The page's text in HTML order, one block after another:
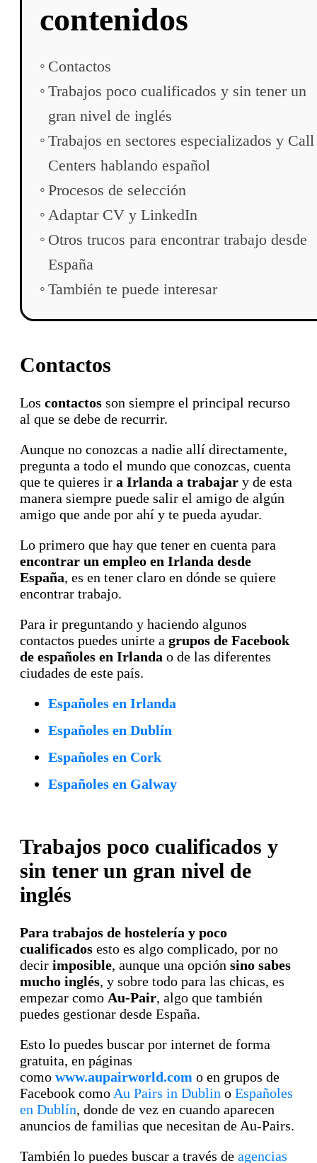
contenidos
Contactos
Trabajos poco cualificados y sin tener un
gran nivel de inglés
Trabajos en sectores especializados y Call
Centers hablando español
Procesos de selección
Adaptar CV y LinkedIn
Otros trucos para encontrar trabajo desde
España
También te puede interesar
Contactos
Los contactos son siempre el principal recurso
al que se debe de recurrir.
Aunque no conozcas a nadie allí directamente,
pregunta a todo el mundo que conozcas, cuenta
que te quieres ir a Irlanda a trabajar y de esta
manera siempre puede salir el amigo de algún
amigo que ande por ahí y te pueda ayudar.
Lo primero que hay que tener en cuenta para
encontrar un empleo en Irlanda desde
España, es en tener claro en dónde se quiere
encontrar trabajo.
Para ir preguntando y haciendo algunos
contactos puedes unirte a grupos de Facebook
de españoles en Irlanda o de las diferentes
ciudades de este país.
Españoles en Irlanda
Españoles en Dublín
Españoles en Cork
Españoles en Galway
Trabajos poco cualificados y
sin tener un gran nivel de
inglés
Para trabajos de hostelería y poco
cualificados esto es algo complicado, por no
decir imposible, aunque una opción sino sabes
mucho inglés, y sobre todo para las chicas, es
empezar como Au-Pair, algo que también
puedes gestionar desde España.
Esto lo puedes buscar por internet de forma
gratuita, en páginas
como www.aupairworld.com o en grupos de
Facebook como Au Pairs in Dublin o Españoles
en Dublín, donde de vez en cuando aparecen
anuncios de familias que necesitan de Au-Pairs.
También lo puedes buscar a través de agencias